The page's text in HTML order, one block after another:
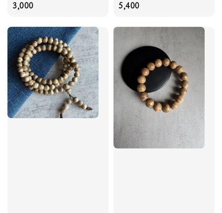
price
3,000
price
5,400